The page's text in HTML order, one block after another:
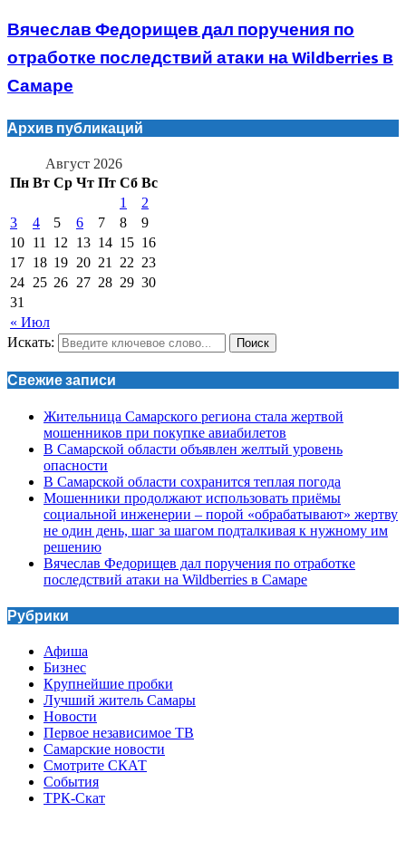
Вячеслав Федорищев дал поручения по
отработке последствий атаки на Wildberries в
Самаре
Архив публикаций
Август 2026
Пн Вт Ср Чт Пт Сб Вс
« Июл
1
2
3
4 5 6 7 8
9
10 11 12 13 14 15 16
17 18 19 20 21 22 23
24 25 26 27 28 29 30
31
Искать: Поиск
Свежие записи
Жительница Самарского региона стала жертвой
мошенников при покупке авиабилетов
В Самарской области объявлен желтый уровень
опасности
В Самарской области сохранится теплая погода
Мошенники продолжают использовать приёмы
социальной инженерии – порой «обрабатывают» жертву
не один день, шаг за шагом подталкивая к нужному им
решению
Вячеслав Федорищев дал поручения по отработке
последствий атаки на Wildberries в Самаре
Рубрики
Афиша
Бизнес
Крупнейшие пробки
Лучший житель Самары
Новости
Первое независимое ТВ
Самарские новости
Смотрите СКАТ
События
ТРК-Скат